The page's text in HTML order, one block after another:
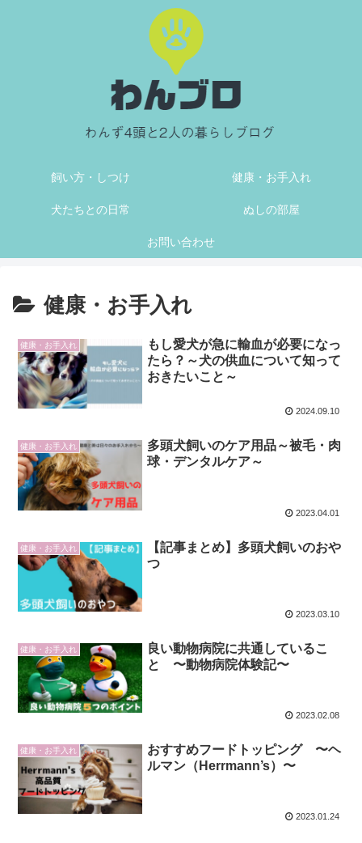
飼い方・しつけ 健康・お手入れ
犬たちとの日常 ぬしの部屋
お問い合わせ
健康・お手入れ
健康・お手入れ
もし愛犬が急に輸血が必要になっ
たら？～犬の供血について知って
おきたいこと～
2024.09.10
健康・お手入れ
多頭犬飼いのケア用品～被毛・肉
球・デンタルケア～
2023.04.01
健康・お手入れ
【記事まとめ】多頭犬飼いのおや
つ
2023.03.10
健康・お手入れ
良い動物病院に共通しているこ
と 〜動物病院体験記〜
2023.02.08
健康・お手入れ
おすすめフードトッピング 〜ヘ
ルマン（Herrmann’s）〜
2023.01.24